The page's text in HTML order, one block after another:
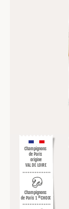
Champignons
de Paris 1
ERCHOIX
Champignons
de Paris
origine
VAL DE LOIRE